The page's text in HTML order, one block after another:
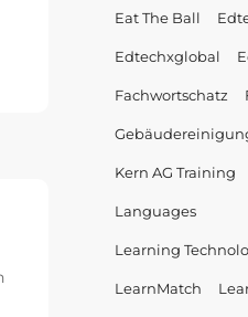
Eat The Ball
Edtechxglobal
Fachwortschatz
Kern AG Training
Languages
Learning
LearnMatch